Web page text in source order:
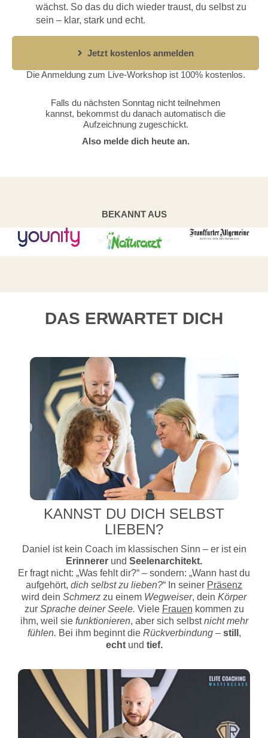
wächst. So das du dich wieder traust, du selbst zu
sein – klar, stark und echt.
Jetzt kostenlos anmelden
Die Anmeldung zum Live-Workshop ist 100% kostenlos.
Falls du nächsten Sonntag nicht teilnehmen
kannst, bekommst du danach automatisch die
Aufzeichnung zugeschickt.
Also melde dich heute an.
BEKANNT AUS
DAS ERWARTET DICH
KANNST DU DICH SELBST
LIEBEN?
Daniel ist kein Coach im klassischen Sinn – er ist ein
Erinnerer und Seelenarchitekt.
Er fragt nicht: „Was fehlt dir?“ – sondern: „Wann hast du
aufgehört, dich selbst zu lieben?“ In seiner Präsenz
wird dein Schmerz zu einem Wegweiser, dein Körper
zur Sprache deiner Seele. Viele Frauen kommen zu
ihm, weil sie funktionieren, aber sich selbstnicht mehr
fühlen. Bei ihm beginnt die Rückverbindung– still ,
echtund tief.